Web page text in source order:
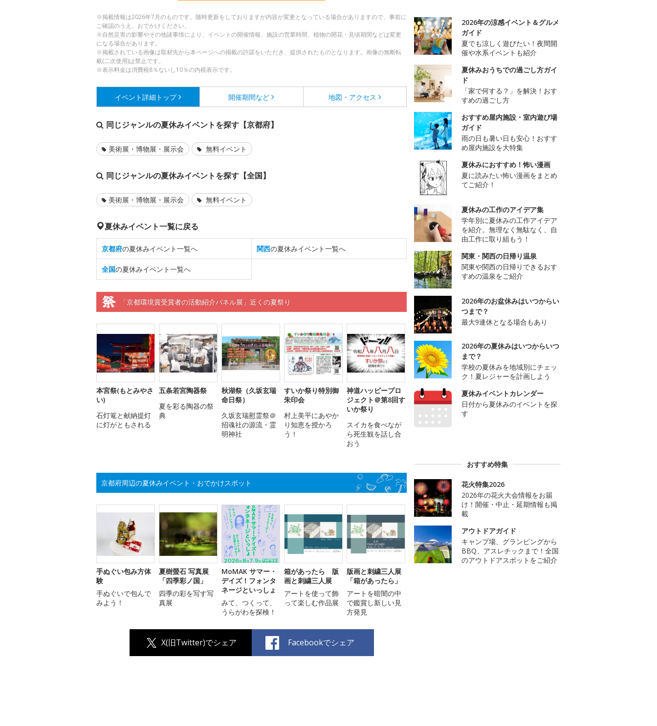
※掲載情報は2026年7月のものです。随時更新をしておりますが内容が変更となっている場合がありますので、事前に
ご確認のうえ、おでかけください。
※自然災害の影響やその他諸事情により、イベントの開催情報、施設の営業時間、植物の開花・見頃期間などは変更
になる場合があります。
※掲載されている画像は取材先から本ページへの掲載の許諾をいただき、提供されたものとなります。画像の無断転
載(二次使用)は禁止です。
※表示料金は消費税8％ないし10％の内税表示です。
イベント詳細 トップ 開催期間など 地図・アクセス
同じジャンルの夏休みイベントを探す【京都府】
美術展・博物展・展示会 無料イベント
同じジャンルの夏休みイベントを探す【全国】
美術展・博物展・展示会 無料イベント
夏休みイベント一覧に戻る
京都府の夏休みイベント一覧へ 関西の夏休みイベント一覧へ
全国の夏休みイベント一覧へ
「京都環境賞受賞者の活動紹介パネル展」近くの夏祭り
本宮祭(もとみやさ
い)
石灯篭と献納提灯
に灯がともされる
五条若宮陶器祭
夏を彩る陶器の祭
典
秋湖祭（久坂玄瑞
命日祭）
久坂玄瑞慰霊祭＠
招魂社の源流・霊
明神社
すいか祭り特別御
朱印会
村上美平にあやか
り知恵を授かろ
う！
神道ハッピープロ
ジェクト＠第8回す
いか祭り
スイカを食べなが
ら死生観を話し合
おう
京都府周辺の夏休みイベント・おでかけスポット
手ぬぐい包み方体
験
手ぬぐいで包んで
みよう！
夏樹螢石 写真展
「四季彩ノ国」
四季の彩を写す写
真展
MoMAK サマー・
デイズ！フォンタ
ネージといっしょ
みて、つくって、
うらがわを探検！
箱があったら 版
画と刺繍三人展
アートを使って飾
って楽しむ作品展
版画と刺繍三人展
「箱があったら」
アートを暗闇の中
で鑑賞し新しい見
方発見
X(旧Twitter)でシェア Facebookでシェア
2026年の涼感イベント＆グルメ
ガイド
夏でも涼しく遊びたい！夜間開
催や水系イベントも紹介
夏休みおうちでの過ごし方ガイ
ド
「家で何する？」を解決！おす
すめの過ごし方
おすすめ屋内施設・室内遊び場
ガイド
雨の日も暑い日も安心！おすす
め屋内施設を大特集
夏休みにおすすめ！怖い漫画
夏に読みたい怖い漫画をまとめ
てご紹介！
夏休みの工作のアイデア集
学年別に夏休みの工作アイデア
を紹介。無理なく無駄なく、自
由工作に取り組もう！
関東・関西の日帰り温泉
関東や関西の日帰りできるおす
すめの温泉をご紹介
2026年のお盆休みはいつからい
つまで？
最大9連休となる場合もあり
2026年の夏休みはいつからいつ
まで？
学校の夏休みを地域別にチェッ
ク！夏レジャーを計画しよう
夏休みイベントカレンダー
日付から夏休みのイベントを探
す
おすすめ特集
花火特集2026
2026年の花火大会情報をお届
け！開催・中止・延期情報も掲
載
アウトドアガイド
キャンプ場、グランピングから
BBQ、アスレチックまで！全国
のアウトドアスポットをご紹介